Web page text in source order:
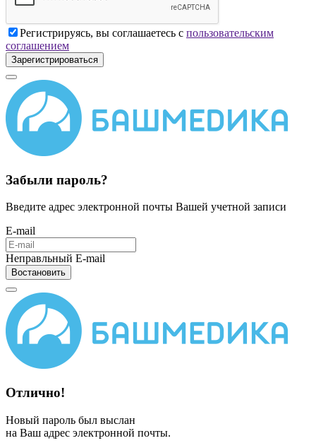
Регистрируясь, вы соглашаетесь с пользовательским
соглашением
Зарегистрироваться
Забыли пароль?
Введите адрес электронной почты Вашей учетной записи
E-mail
Неправльный E-mail
Востановить
Отлично!
Новый пароль был выслан
на Ваш адрес электронной почты.